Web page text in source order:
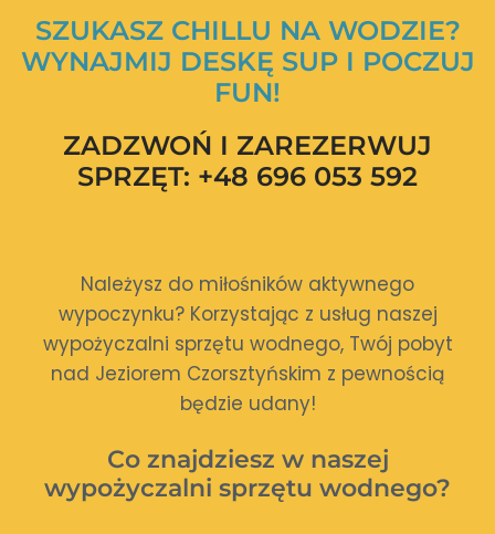
SZUKASZ CHILLU NA WODZIE?
WYNAJMIJ DESKĘ SUP I POCZUJ
FUN!
ZADZWOŃ I ZAREZERWUJ
SPRZĘT: +48 696 053 592
Należysz do miłośników aktywnego
wypoczynku? Korzystając z usług naszej
wypożyczalni sprzętu wodnego, Twój pobyt
nad Jeziorem Czorsztyńskim z pewnością
będzie udany!
Co znajdziesz w naszej
wypożyczalni sprzętu wodnego?